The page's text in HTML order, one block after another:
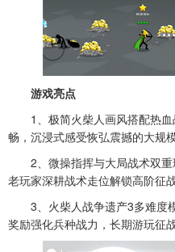
游戏亮点
1、极简火柴人画风搭配热血
畅，沉浸式感受恢弘震撼的大规
2、微操指挥与大局战术双重
老玩家深耕战术走位解锁高阶征
3、火柴人战争遗产3多难度
奖励强化兵种战力，长期游玩征